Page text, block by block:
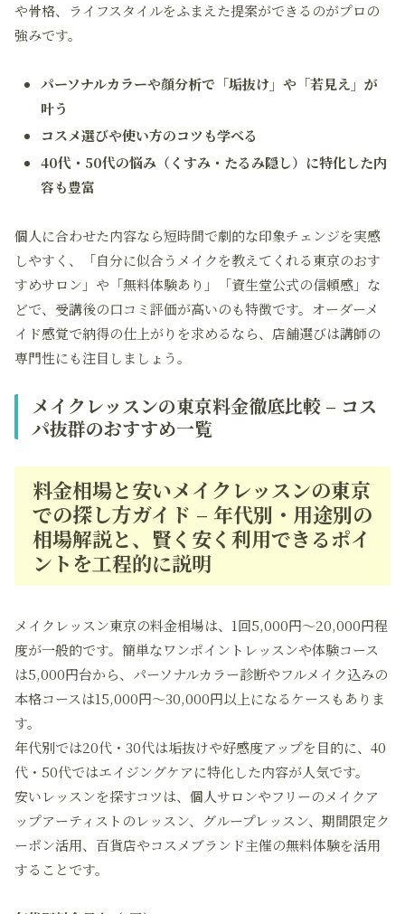
や骨格、ライフスタイルをふまえた提案ができるのがプロの
強みです。
パーソナルカラーや顔分析で「垢抜け」や「若見え」が
叶う
コスメ選びや使い方のコツも学べる
40代・50代の悩み（くすみ・たるみ隠し）に特化した内
容も豊富
個人に合わせた内容なら短時間で劇的な印象チェンジを実感
しやすく、「自分に似合うメイクを教えてくれる東京のおす
すめサロン」や「無料体験あり」「資生堂公式の信頼感」な
どで、受講後の口コミ評価が高いのも特徴です。オーダーメ
イド感覚で納得の仕上がりを求めるなら、店舗選びは講師の
専門性にも注目しましょう。
メイクレッスンの東京料金徹底比較 – コス
パ抜群のおすすめ一覧
料金相場と安いメイクレッスンの東京
での探し方ガイド – 年代別・用途別の
相場解説と、賢く安く利用できるポイ
ントを工程的に説明
メイクレッスン東京の料金相場は、1回5,000円～20,000円程
度が一般的です。簡単なワンポイントレッスンや体験コース
は5,000円台から、パーソナルカラー診断やフルメイク込みの
本格コースは15,000円～30,000円以上になるケースもありま
す。
年代別では20代・30代は垢抜けや好感度アップを目的に、40
代・50代ではエイジングケアに特化した内容が人気です。
安いレッスンを探すコツは、個人サロンやフリーのメイクア
ップアーティストのレッスン、グループレッスン、期間限定ク
ーポン活用、百貨店やコスメブランド主催の無料体験を活用
することです。